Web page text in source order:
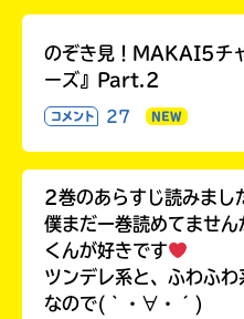
のぞき見！MAKAI5チ
ーズ』Part.2
コメント 27 NEW
2巻のあらすじ読みまし
僕まだ一巻読めてませ
くんが好きです
ツンデレ系と、ふわふ
なので(｀・∀・´)